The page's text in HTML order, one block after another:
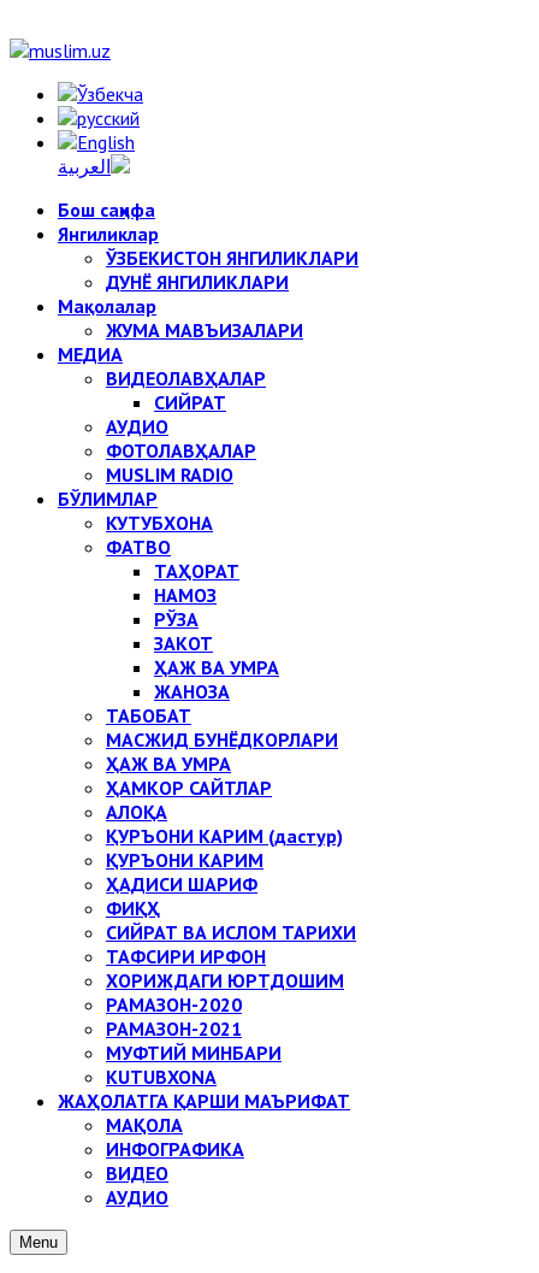
Бош саҳифа
Янгиликлар
ЎЗБЕКИСТОН ЯНГИЛИКЛАРИ
ДУНЁ ЯНГИЛИКЛАРИ
Мақолалар
ЖУМА МАВЪИЗАЛАРИ
МЕДИА
ВИДЕОЛАВҲАЛАР
СИЙРАТ
АУДИО
ФОТОЛАВҲАЛАР
MUSLIM RADIO
БЎЛИМЛАР
КУТУБХОНА
ФАТВО
ТАҲОРАТ
НАМОЗ
РЎЗА
ЗАКОТ
ҲАЖ ВА УМРА
ЖАНОЗА
ТАБОБАТ
МАСЖИД БУНЁДКОРЛАРИ
ҲАЖ ВА УМРА
ҲАМКОР САЙТЛАР
АЛОҚА
ҚУРЪОНИ КАРИМ (дастур)
ҚУРЪОНИ КАРИМ
ҲАДИСИ ШАРИФ
ФИҚҲ
СИЙРАТ ВА ИСЛОМ ТАРИХИ
ТАФСИРИ ИРФОН
ХОРИЖДАГИ ЮРТДОШИМ
РАМАЗОН-2020
РАМАЗОН-2021
МУФТИЙ МИНБАРИ
KUTUBXONA
ЖАҲОЛАТГА ҚАРШИ МАЪРИФАТ
МАҚОЛА
ИНФОГРАФИКА
ВИДЕО
АУДИО
Menu